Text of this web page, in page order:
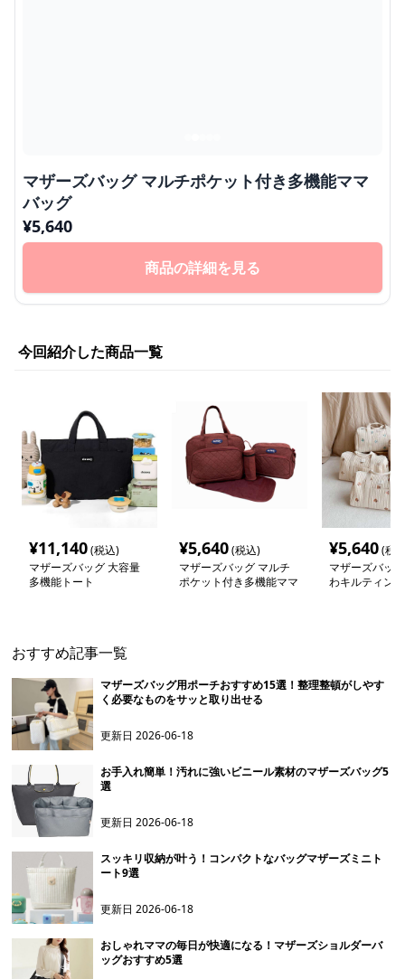
マザーズバッグ マルチポケット付き多機能ママ
バッグ
¥5,640
商品の詳細を見る
今回紹介した商品一覧
¥11,140(税込)
マザーズバッグ 大容量
多機能トート
¥5,640(税込)
マザーズバッグ マルチ
ポケット付き多機能ママ
¥5,640(税
マザーズバッ
わキルティン
おすすめ記事一覧
マザーズバッグ用ポーチおすすめ15選！整理整頓がしやす
く必要なものをサッと取り出せる
更新日2026-06-18
お手入れ簡単！汚れに強いビニール素材のマザーズバッグ5
選
更新日2026-06-18
スッキリ収納が叶う！コンパクトなバッグマザーズミニト
ート9選
更新日2026-06-18
おしゃれママの毎日が快適になる！マザーズショルダーバ
ッグおすすめ5選